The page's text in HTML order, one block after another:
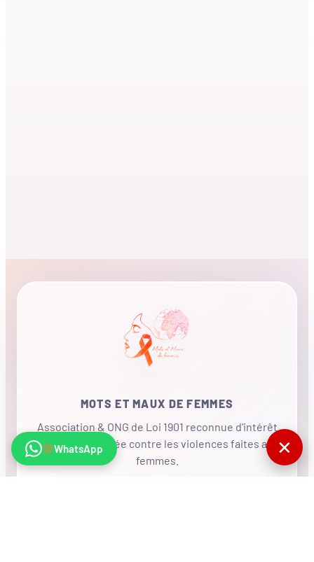
MOTS ET MAUX DE FEMMES
Association & ONG de Loi 1901 reconnue d'intérêt
général, mobilisée contre les violences faites aux
femmes.
WhatsApp ✕